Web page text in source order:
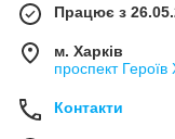
Працює з
м. Харків
проспект Героїв
Контакти